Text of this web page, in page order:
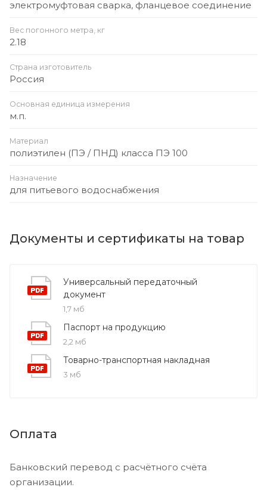
электромуфтовая сварка, фланцевое соединение
Вес погонного метра, кг
2.18
Страна изготовитель
Россия
Основная единица измерения
м.п.
Материал
полиэтилен (ПЭ / ПНД) класса ПЭ 100
Назначение
для питьевого водоснабжения
Документы и сертификаты на товар
Универсальный передаточный
документ
1,7 мб
Паспорт на продукцию
2,2 мб
Товарно-транспортная накладная
3 мб
Оплата
Банковский перевод с расчётного счёта
организации.